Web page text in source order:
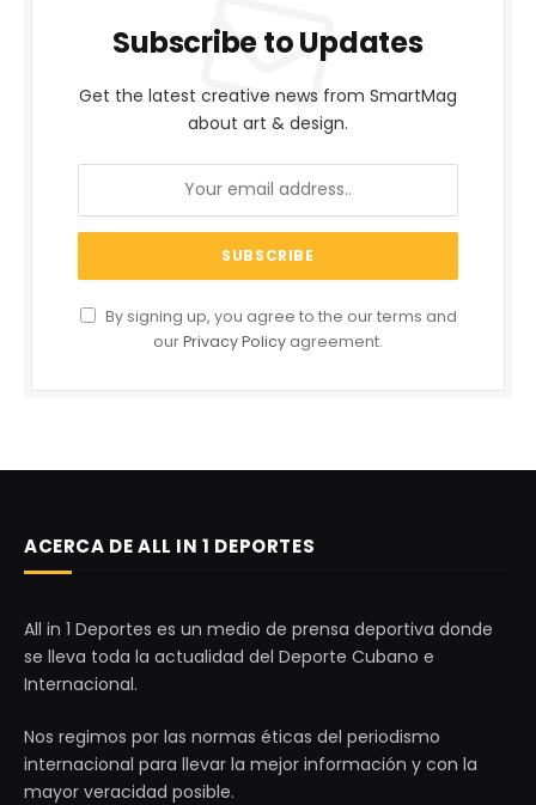
Subscribe to Updates
Get the latest creative news from SmartMag
about art & design.
By signing up, you agree to the our terms and
ourPrivacy Policy agreement.
ACERCA DE ALL IN 1 DEPORTES
All in 1 Deportes es un medio de prensa deportiva donde
se lleva toda la actualidad del Deporte Cubano e
Internacional.
Nos regimos por las normas éticas del periodismo
internacional para llevar la mejor información y con la
mayor veracidad posible.